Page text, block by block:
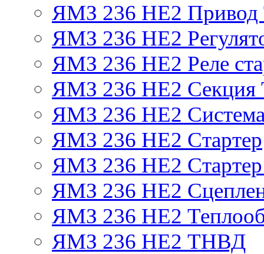
ЯМЗ 236 НЕ2
ЯМЗ 236 НЕ2
ЯМЗ 236 НЕ2 Реле
ЯМЗ 236 НЕ2
ЯМЗ 236 НЕ2
ЯМЗ 236 НЕ2 Стартер
ЯМЗ 236 НЕ2 Стартер
ЯМЗ 236 НЕ2
ЯМЗ 236 НЕ2
ЯМЗ 236 НЕ2 ТНВД